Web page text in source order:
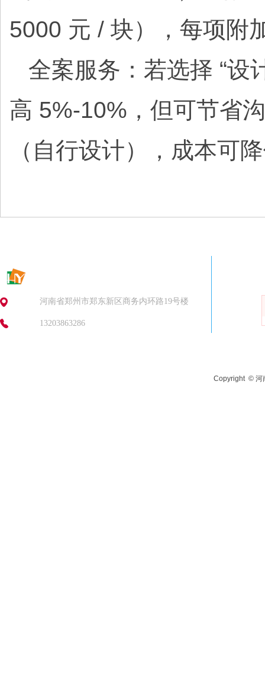
5000 元 / 块），每项附
全案服务：若选择 “设
高 5%-10%，但可节省
（自行设计），成本可
河南省郑州市郑东新区商务内环路19号楼
13203863286
Copyright © 河